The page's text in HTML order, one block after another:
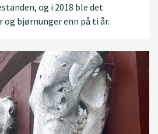
og i 2018 ble det
bjørnunger enn på ti år.